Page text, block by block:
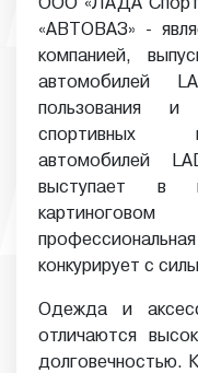
ООО «ЛАДА
«АВТОВАЗ» -
компанией,
автомобилей
пользования
спортивных
автомобилей
выступает в
конкурирует с
Одежда и
отличаются
долговечностью.